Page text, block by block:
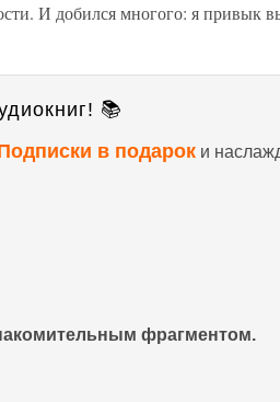
И добился многого: я привык
📚
в подарок и
фрагментом.